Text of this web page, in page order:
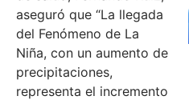
aseguró que “La llegada
del Fenómeno de La
Niña, con un aumento de
precipitaciones,
representa el incremento